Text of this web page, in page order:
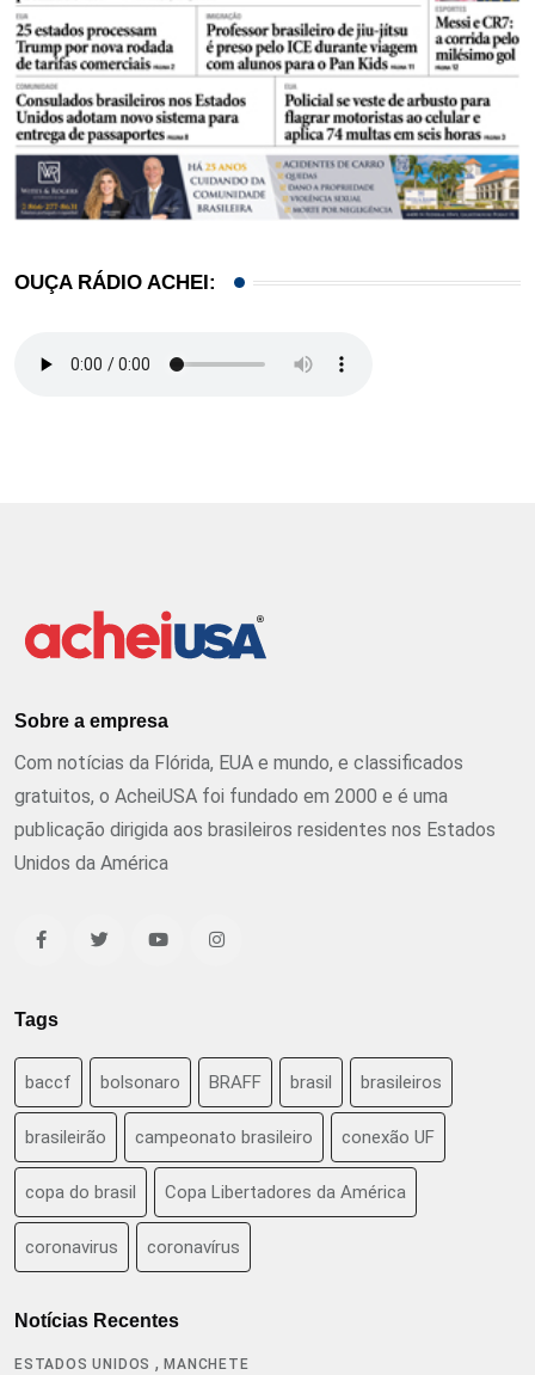
OUÇA RÁDIO ACHEI:
Sobre a empresa
Com notícias da Flórida, EUA e mundo, e classificados
gratuitos, o AcheiUSA foi fundado em 2000 e é uma
publicação dirigida aos brasileiros residentes nos Estados
Unidos da América
Tags
baccf bolsonaro BRAFF brasil brasileiros
brasileirão campeonato brasileiro conexão UF
copa do brasil Copa Libertadores da América
coronavirus coronavírus
Notícias Recentes
ESTADOS UNIDOS ,MANCHETE